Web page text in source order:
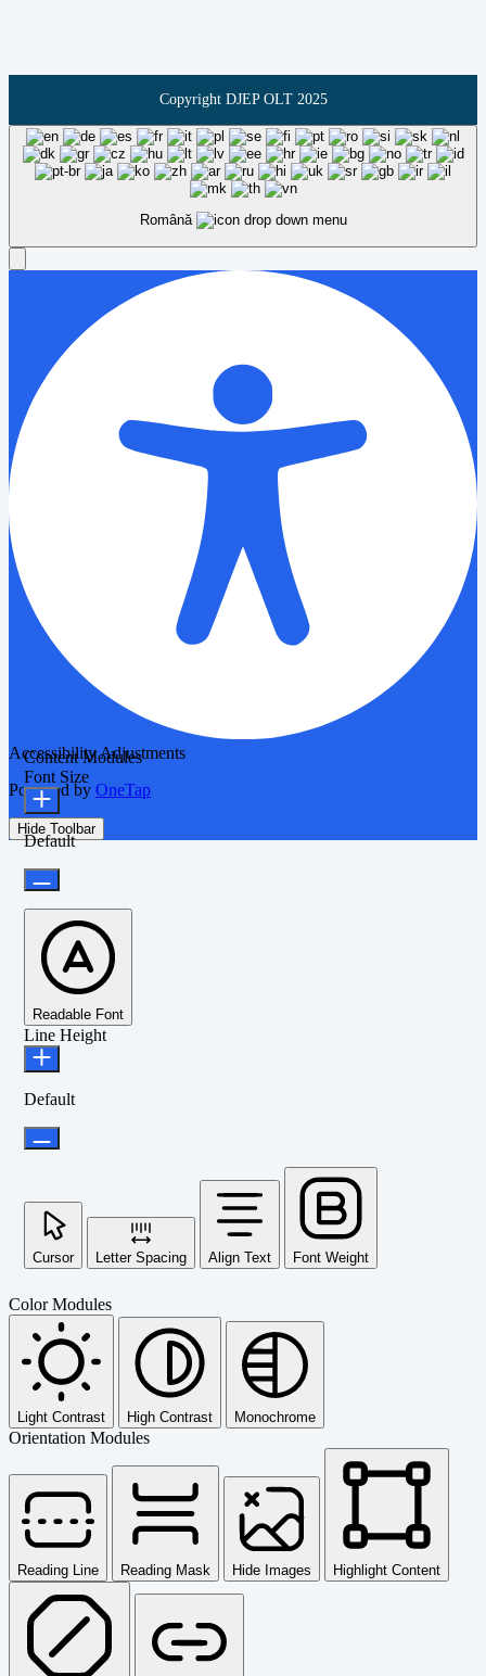
Română
Accessibility Adjustments
Powered by OneTap
Hide Toolbar
Content Modules
Font Size
Default
Readable Font
Line Height
Default
Cursor Letter Spacing Align Text Font Weight
Color Modules
Light Contrast High Contrast Monochrome
Orientation Modules
Reading Line Reading Mask Hide Images Highlight Content